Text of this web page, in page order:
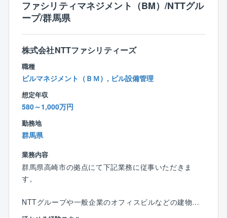
ファシリティマネジメント（BM）/NTTグル
ープ/群馬県
株式会社NTTファシリティーズ
職種
ビルマネジメント（ＢＭ）, ビル設備管理
想定年収
580～1,000万円
勤務地
群馬県
業務内容
群馬県高崎市の拠点にて下記業務に従事いただきま
す。
NTTグループや一般企業のオフィスビルなどの建物維
持管理業務/コンサル業務の実施、統括管理や設備管理